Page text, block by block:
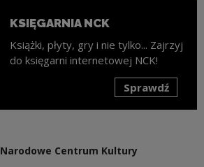
KSIĘGARNIA NCK
Książki, płyty, gry i nie tylko... Zajrzyj
do księgarni internetowej NCK!
Sprawdź
Narodowe Centrum Kultury